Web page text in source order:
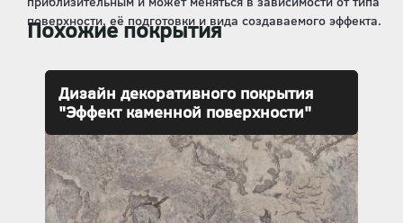
Похожие покрытия
Дизайн декоративного покрытия
"Эффект каменной поверхности"